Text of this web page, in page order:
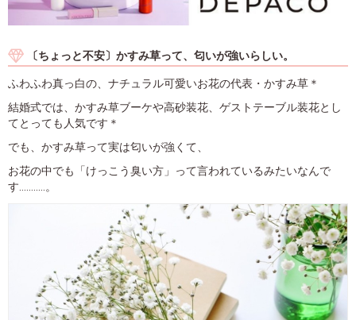
〔ちょっと不安〕かすみ草って、匂いが強いらしい。
ふわふわ真っ白の、ナチュラル可愛いお花の代表・かすみ草＊
結婚式では、かすみ草ブーケや高砂装花、ゲストテーブル装花とし
てとっても人気です＊
でも、かすみ草って実は匂いが強くて、
お花の中でも「けっこう臭い方」って言われているみたいなんで
す...........。